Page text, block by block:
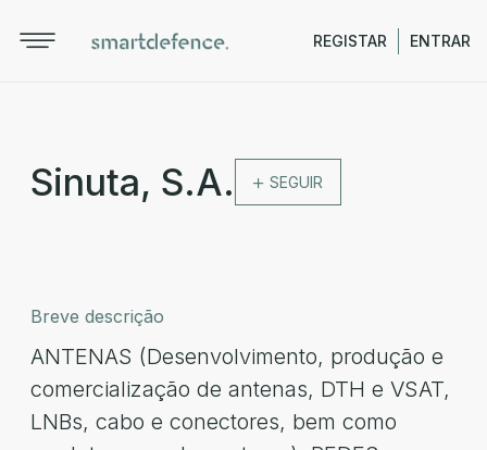
REGISTAR ENTRAR
Sinuta, S.A. SEGUIR
Breve descrição
ANTENAS (Desenvolvimento, produção e
comercialização de antenas, DTH e VSAT,
LNBs, cabo e conectores, bem como